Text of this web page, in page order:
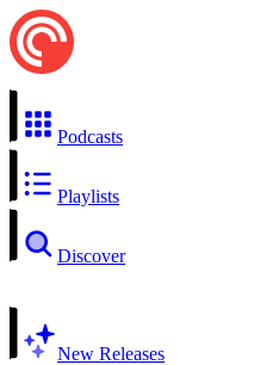
Podcasts
Playlists
Discover
New Releases